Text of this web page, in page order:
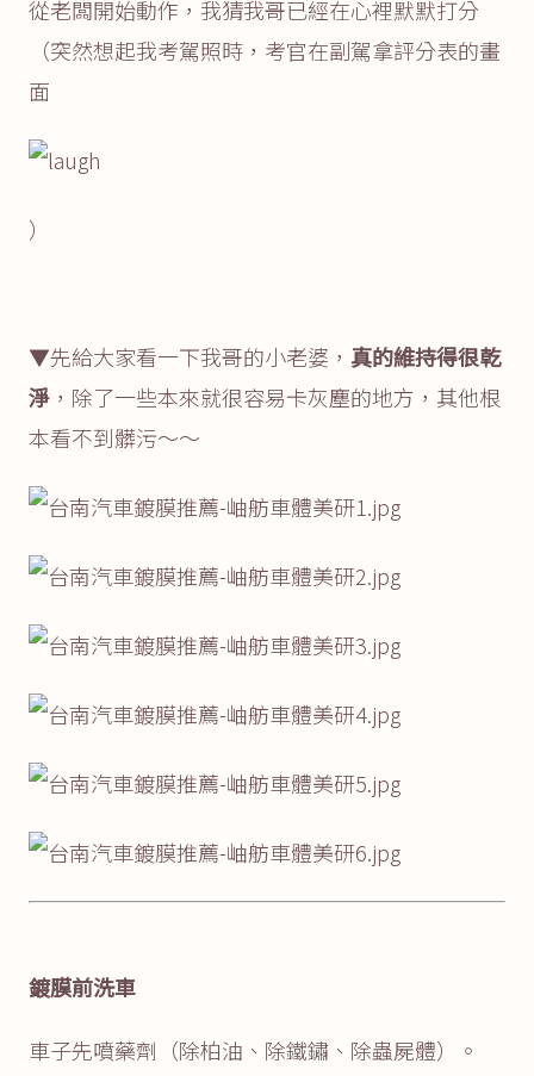
從老闆開始動作，我猜我哥已經在心裡默默打分
（突然想起我考駕照時，考官在副駕拿評分表的畫
面
）
▼先給大家看一下我哥的小老婆， 真的維持得很乾
淨 ，除了一些本來就很容易卡灰塵的地方，其他根
本看不到髒污～～
鍍膜前洗車
車子先噴藥劑（除柏油、除鐵鏽、除蟲屍體）。